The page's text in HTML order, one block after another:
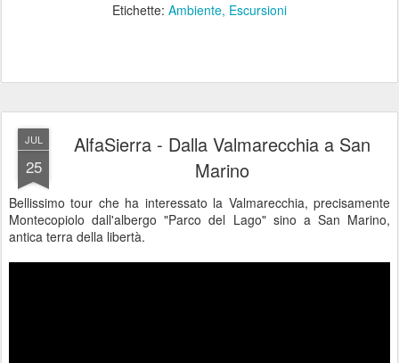
Etichette: Ambiente Escursioni
JUL
25
AlfaSierra - Dalla Valmarecchia a San
Marino
Bellissimo tour che ha interessato la Valmarecchia, precisamente
Montecopiolo dall'albergo "Parco del Lago" sino a San Marino,
antica terra della libertà.